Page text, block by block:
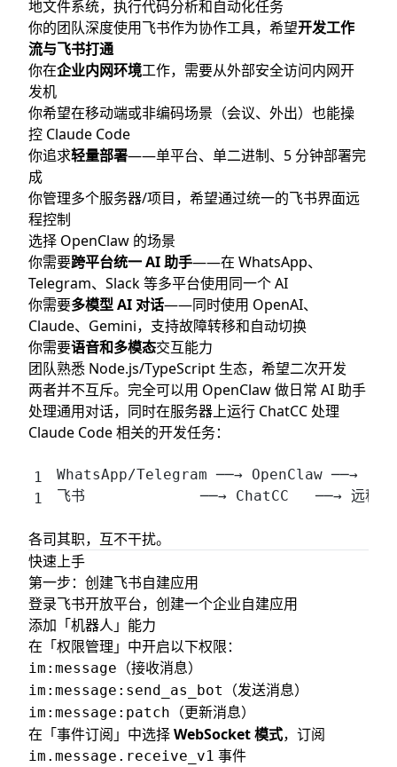
地文件系统，执行代码分析和自动化任务
你的团队深度使用飞书作为协作工具，希望开发工作
流与飞书打通
你在企业内网环境工作，需要从外部安全访问内网开
发机
你希望在移动端或非编码场景（会议、外出）也能操
控 Claude Code
你追求轻量部署——单平台、单二进制、5 分钟部署完
成
你管理多个服务器/项目，希望通过统一的飞书界面远
程控制
选择 OpenClaw 的场景
你需要跨平台统一 AI 助手——在 WhatsApp、
Telegram、Slack 等多平台使用同一个 AI
你需要多模型 AI 对话——同时使用 OpenAI、
Claude、Gemini，支持故障转移和自动切换
你需要语音和多模态交互能力
团队熟悉 Node.js/TypeScript 生态，希望二次开发
两者并不互斥。完全可以用 OpenClaw 做日常 AI 助手
处理通用对话，同时在服务器上运行 ChatCC 处理
Claude Code 相关的开发任务：
WhatsApp/Telegram ──→ OpenClaw ──→ 日
飞书             ──→ ChatCC   ──→ 远程控
各司其职，互不干扰。
快速上手
第一步：创建飞书自建应用
登录飞书开放平台，创建一个企业自建应用
添加「机器人」能力
在「权限管理」中开启以下权限：
im:message （接收消息）
im:message:send_as_bot （发送消息）
im:message:patch
（更新消息）
在「事件订阅」中选择WebSocket 模式，订阅
im.message.receive_v1 事件